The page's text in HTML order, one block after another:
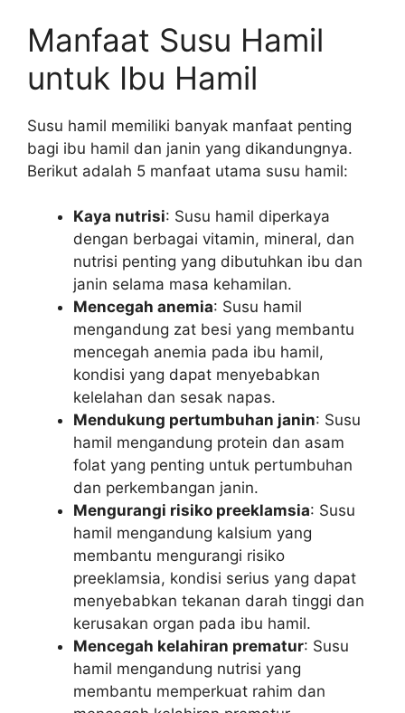
Manfaat Susu Hamil
untuk Ibu Hamil
Susu hamil memiliki banyak manfaat penting
bagi ibu hamil dan janin yang dikandungnya.
Berikut adalah 5 manfaat utama susu hamil:
Kaya nutrisi: Susu hamil diperkaya
dengan berbagai vitamin, mineral, dan
nutrisi penting yang dibutuhkan ibu dan
janin selama masa kehamilan.
Mencegah anemia: Susu hamil
mengandung zat besi yang membantu
mencegah anemia pada ibu hamil,
kondisi yang dapat menyebabkan
kelelahan dan sesak napas.
Mendukung pertumbuhan janin: Susu
hamil mengandung protein dan asam
folat yang penting untuk pertumbuhan
dan perkembangan janin.
Mengurangi risiko preeklamsia: Susu
hamil mengandung kalsium yang
membantu mengurangi risiko
preeklamsia, kondisi serius yang dapat
menyebabkan tekanan darah tinggi dan
kerusakan organ pada ibu hamil.
Mencegah kelahiran prematur: Susu
hamil mengandung nutrisi yang
membantu memperkuat rahim dan